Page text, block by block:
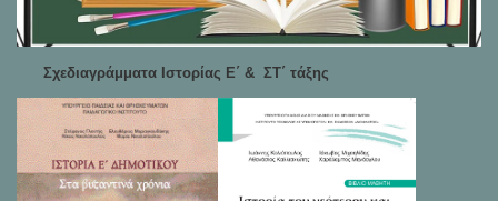
Σχεδιαγράμματα Ιστορίας Ε΄ & ΣΤ΄ τάξης